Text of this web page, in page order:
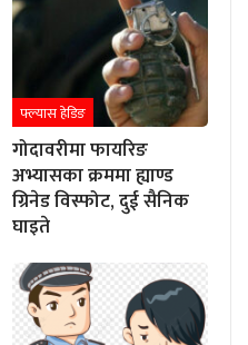
फ्ल्यास हेडिङ
गोदावरीमा फायरिङ
अभ्यासका क्रममा ह्याण्ड
ग्रिनेड विस्फोट, दुई सैनिक
घाइते